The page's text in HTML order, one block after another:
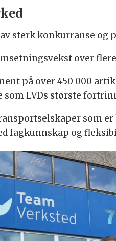
sterk konkurranse og
over
på over 450 000
som LVDs største
som
fagkunnskap og